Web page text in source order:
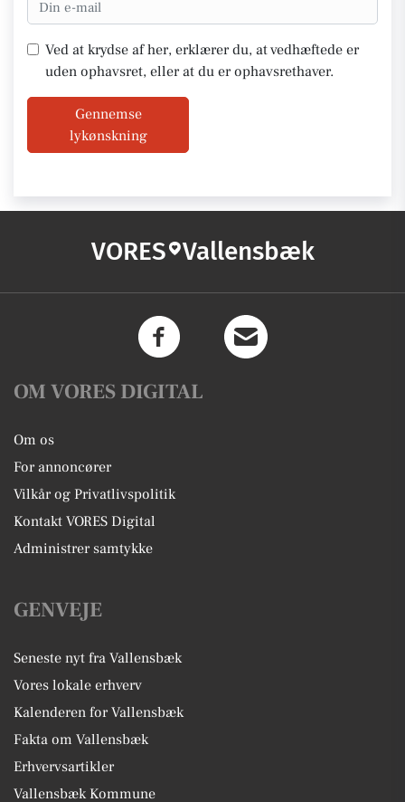
Ved at krydse af her, erklærer du, at vedhæftede er
uden ophavsret, eller at du er ophavsrethaver.
Gennemse
lykønskning
VORES Vallensbæk
OM VORES DIGITAL
Om os
For annoncører
Vilkår og Privatlivspolitik
Kontakt VORES Digital
Administrer samtykke
GENVEJE
Seneste nyt fra Vallensbæk
Vores lokale erhverv
Kalenderen for Vallensbæk
Fakta om Vallensbæk
Erhvervsartikler
Vallensbæk Kommune